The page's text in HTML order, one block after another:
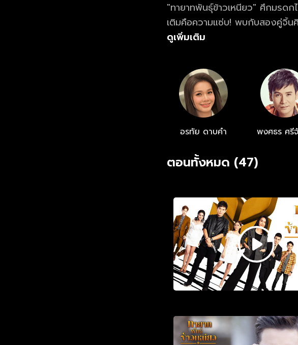
"ทายาทพันธุ์ข้าวเหนียว" ศึกมรด
เติมคือความแซ่บ! พบกับสองคู่จิ้น
เจ้าสัวพันล้านแห่งอาณาจักรข้าวเ
สนานม่วนซื่นไปพร้อม ๆ กัน
ดูเพิ่มเติม
อรทัย ดาบคำ พงศธร ศรี
ตอนทั้งหมด (47)